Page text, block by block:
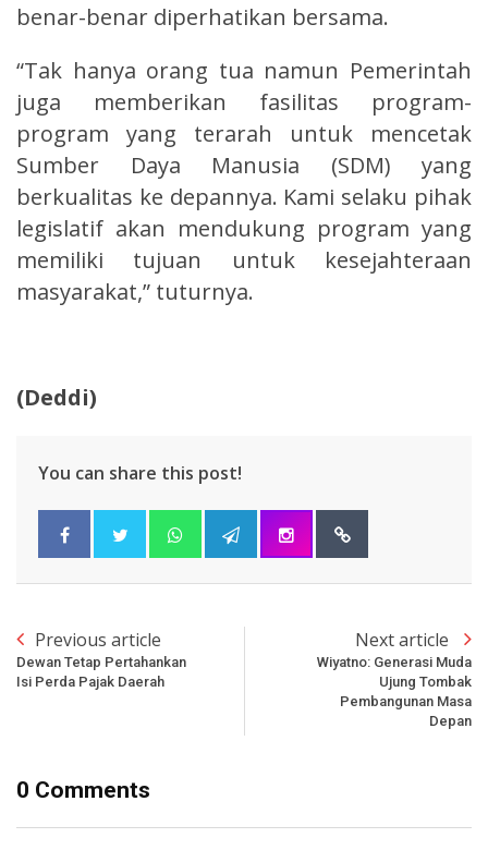
benar-benar diperhatikan bersama.
“Tak hanya orang tua namun Pemerintah
juga memberikan fasilitas program-
program yang terarah untuk mencetak
Sumber Daya Manusia (SDM) yang
berkualitas ke depannya. Kami selaku pihak
legislatif akan mendukung program yang
memiliki tujuan untuk kesejahteraan
masyarakat,” tuturnya.
(Deddi)
You can share this post!
Previous article
Dewan Tetap Pertahankan
Isi Perda Pajak Daerah
Next article
Wiyatno: Generasi Muda
Ujung Tombak
Pembangunan Masa
Depan
0 Comments